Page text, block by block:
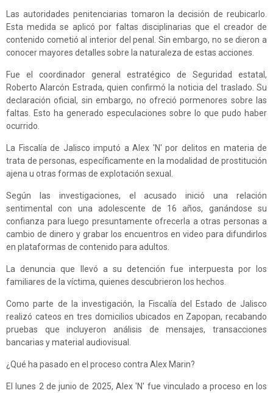
Las autoridades penitenciarias tomaron la decisión de reubicarlo.
Esta medida se aplicó por faltas disciplinarias que el creador de
contenido cometió al interior del penal. Sin embargo, no se dieron a
conocer mayores detalles sobre la naturaleza de estas acciones.
Fue el coordinador general estratégico de Seguridad estatal,
Roberto Alarcón Estrada, quien confirmó la noticia del traslado. Su
declaración oficial, sin embargo, no ofreció pormenores sobre las
faltas. Esto ha generado especulaciones sobre lo que pudo haber
ocurrido.
La Fiscalía de Jalisco imputó a Alex 'N' por delitos en materia de
trata de personas, específicamente en la modalidad de prostitución
ajena u otras formas de explotación sexual.
Según las investigaciones, el acusado inició una relación
sentimental con una adolescente de 16 años, ganándose su
confianza para luego presuntamente ofrecerla a otras personas a
cambio de dinero y grabar los encuentros en video para difundirlos
en plataformas de contenido para adultos.
La denuncia que llevó a su detención fue interpuesta por los
familiares de la víctima, quienes descubrieron los hechos.
Como parte de la investigación, la Fiscalía del Estado de Jalisco
realizó cateos en tres domicilios ubicados en Zapopan, recabando
pruebas que incluyeron análisis de mensajes, transacciones
bancarias y material audiovisual.
¿Qué ha pasado en el proceso contra Alex Marin?
El lunes 2 de junio de 2025, Alex 'N' fue vinculado a proceso en los